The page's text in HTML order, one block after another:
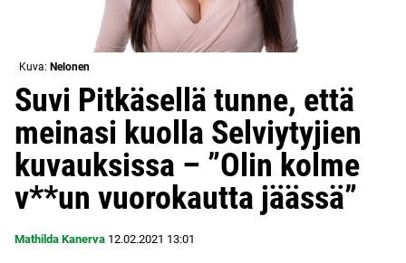
Kuva: Nelonen
Suvi Pitkäsellä tunne, että
meinasi kuolla Selviytyjien
kuvauksissa – ”Olin kolme
v**un vuorokautta jäässä”
Mathilda Kanerva 12.02.2021 13:01